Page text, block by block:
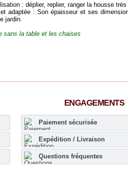
: déplier, replier, ranger la housse très
adaptée : Son épaisseur et ses
jardin.
sans la table et les chaises
ENGAGEMENTS
Paiement sécurisée
Expédition / Livraison
Questions fréquentes